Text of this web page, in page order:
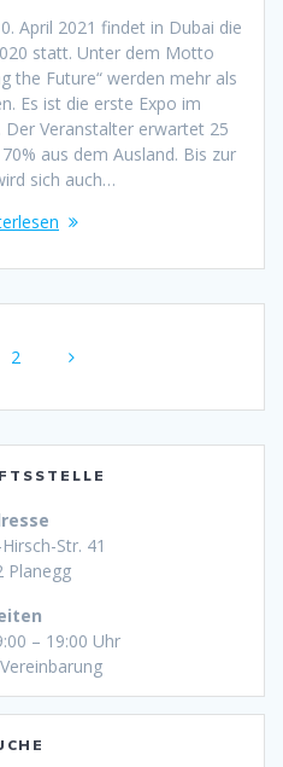
April 2021 findet in Dubai die
statt. Unter dem Motto
the Future“ werden mehr als
Es ist die erste Expo im
Der Veranstalter erwartet 25
aus dem Ausland. Bis zur
sich auch…
Seite
2
Str. 41
Planegg
– 19:00 Uhr